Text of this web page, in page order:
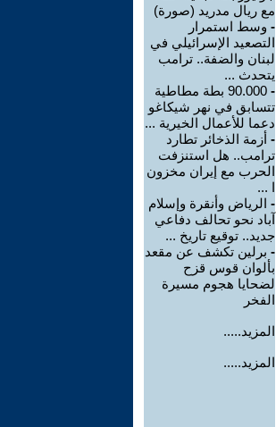
مع ريال مدريد (صورة)
- وسط استمرار
التصعيد الإسرائيلي في
لبنان والضفة.. ترامب
يتحدث ...
-
90.000 بطة مطاطية
تتسابق في نهر شيكاغو
دعما للأعمال الخيرية ...
- أزمة الذخائر تطارد
ترامب.. هل استنزفت
الحرب مع إيران مخزون
ا ...
- الرياض وأنقرة وإسلام
آباد نحو تحالف دفاعي
جديد.. توقيع تاريخ ...
- برلين تكشف عن مقعد
بألوان قوس قزح
لضحايا هجوم مسيرة
الفخر
المزيد.....
المزيد.....